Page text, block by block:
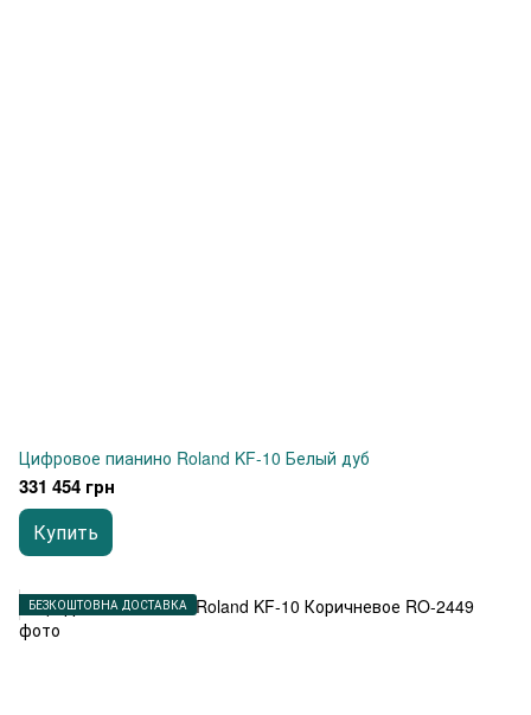
Цифровое пианино Roland KF-10 Белый дуб
331 454 грн
Купить
БЕЗКОШТОВНА ДОСТАВКА